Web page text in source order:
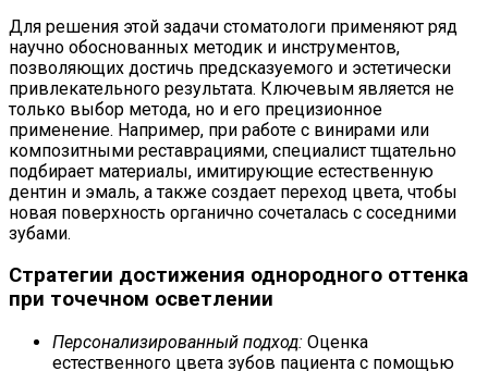
Для решения этой задачи стоматологи применяют ряд
научно обоснованных методик и инструментов,
позволяющих достичь предсказуемого и эстетически
привлекательного результата. Ключевым является не
только выбор метода, но и его прецизионное
применение. Например, при работе с винирами или
композитными реставрациями, специалист тщательно
подбирает материалы, имитирующие естественную
дентин и эмаль, а также создает переход цвета, чтобы
новая поверхность органично сочеталась с соседними
зубами.
Стратегии достижения однородного оттенка
при точечном осветлении
Персонализированный подход: Оценка
естественного цвета зубов пациента с помощью